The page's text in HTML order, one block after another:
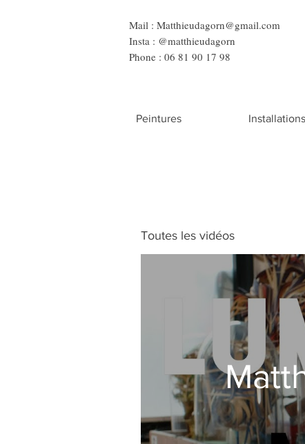
Peintures Installations
Mail : Matthieudagorn@gmail.com
Insta : @matthieudagorn
Phone : 06 81 90 17 98
Toutes les vidéos